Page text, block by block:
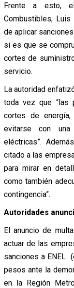
Frente a esto,
Combustibles,
de aplicar
si es que se
cortes de
servicio.
La autoridad
toda vez que “las
cortes de
evitarse con
eléctricas”.
citado a las
para mirar en
como también
contingencia”.
Autoridades
El anuncio de
actuar de las
sanciones a ENEL
pesos ante la
en la Región